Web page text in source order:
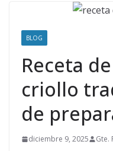
BLOG
Receta
criollo
de
diciembre 9, 2025 Gte.